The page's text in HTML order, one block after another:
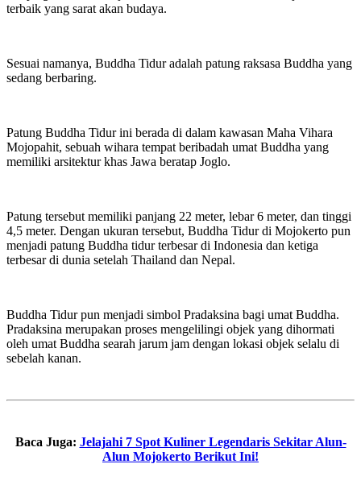
terbaik yang sarat akan budaya.
Sesuai namanya, Buddha Tidur adalah patung raksasa Buddha yang
sedang berbaring.
Patung Buddha Tidur ini berada di dalam kawasan Maha Vihara
Mojopahit, sebuah wihara tempat beribadah umat Buddha yang
memiliki arsitektur khas Jawa beratap Joglo.
Patung tersebut memiliki panjang 22 meter, lebar 6 meter, dan tinggi
4,5 meter. Dengan ukuran tersebut, Buddha Tidur di Mojokerto pun
menjadi patung Buddha tidur terbesar di Indonesia dan ketiga
terbesar di dunia setelah Thailand dan Nepal.
Buddha Tidur pun menjadi simbol Pradaksina bagi umat Buddha.
Pradaksina merupakan proses mengelilingi objek yang dihormati
oleh umat Buddha searah jarum jam dengan lokasi objek selalu di
sebelah kanan.
Baca Juga: Jelajahi 7 Spot Kuliner Legendaris Sekitar Alun-
Alun Mojokerto Berikut Ini!